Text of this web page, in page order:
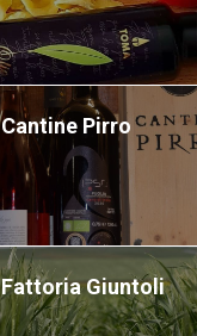
Cantine Pirro
Fattoria Giuntoli